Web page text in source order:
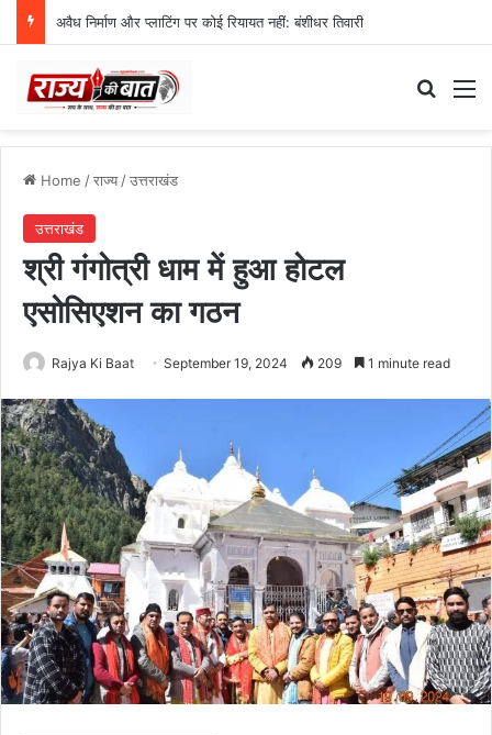
अवैध निर्माण और प्लाटिंग पर कोई रियायत नहीं: बंशीधर तिवारी
Home /राज्य/उत्तराखंड
उत्तराखंड
श्री गंगोत्री धाम में हुआ होटल
एसोसिएशन का गठन
Rajya Ki Baat September 19, 2024 209 1 minute read